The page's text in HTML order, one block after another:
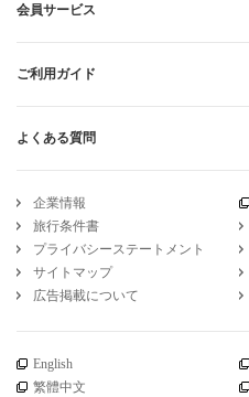
会員サービス
ご利用ガイド
よくある質問
企業情報
旅行条件書
プライバシーステートメント
サイトマップ
広告掲載について
English
繁體中文